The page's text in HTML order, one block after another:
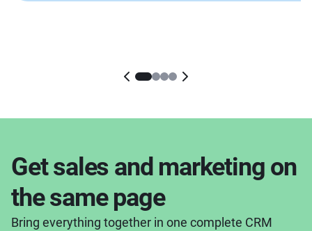
Get sales and marketing on
the same page
Bring everything together in one complete CRM